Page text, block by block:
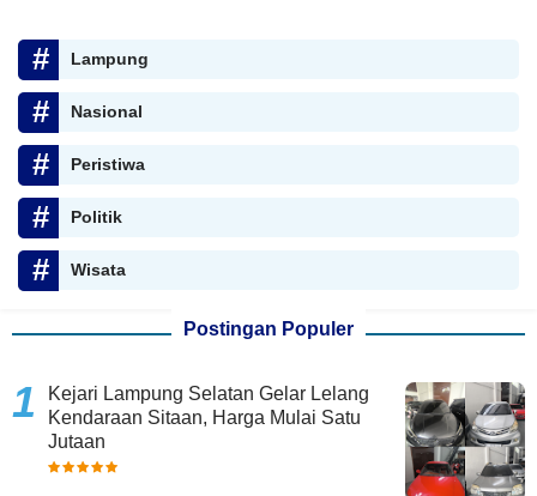
Lampung
Nasional
Peristiwa
Politik
Wisata
Postingan Populer
Kejari Lampung Selatan Gelar Lelang
Kendaraan Sitaan, Harga Mulai Satu
Jutaan